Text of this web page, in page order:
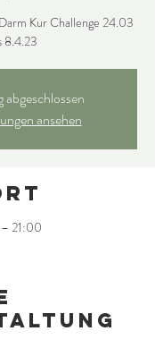
Kur Challenge 24.03
8.4.23
ansehen
21:00